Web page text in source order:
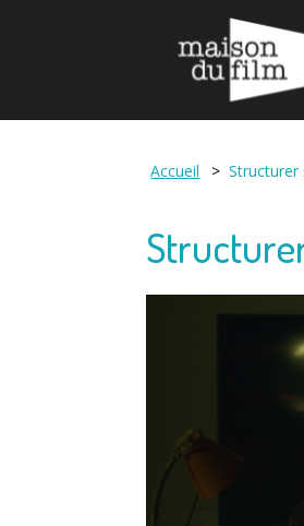
Maison du Film
Accueil >